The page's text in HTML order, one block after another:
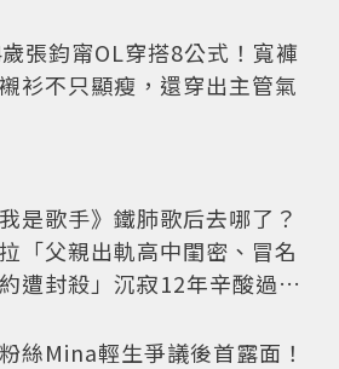
張鈞甯OL穿搭8公式！寬褲
衫不只顯瘦，還穿出主管氣
我是歌手》鐵肺歌后去哪了？
「父親出軌高中閨密、冒名
遭封殺」沉寂12年辛酸過往
絲Mina輕生爭議後首露面！